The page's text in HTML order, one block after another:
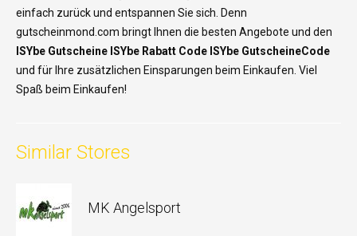
einfach zurück und entspannen Sie sich. Denn
gutscheinmond.com bringt Ihnen die besten Angebote und den
ISYbe Gutscheine ISYbe Rabatt Code ISYbe GutscheineCode
und für Ihre zusätzlichen Einsparungen beim Einkaufen. Viel
Spaß beim Einkaufen!
Similar Stores
MK Angelsport